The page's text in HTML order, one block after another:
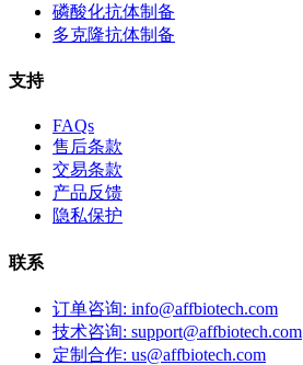
磷酸化抗体制备
多克隆抗体制备
支持
FAQs
售后条款
交易条款
产品反馈
隐私保护
联系
订单咨询: info@affbiotech.com
技术咨询: support@affbiotech.com
定制合作: us@affbiotech.com